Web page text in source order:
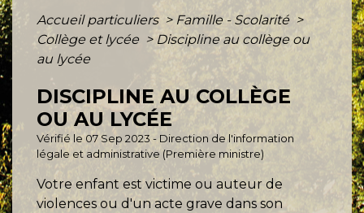
Accueil particuliers > Famille - Scolarité >
Collège et lycée > Discipline au collège ou
au lycée
DISCIPLINE AU COLLÈGE
OU AU LYCÉE
Vérifié le 07 Sep 2023 - Direction de l'information
légale et administrative (Première ministre)
Votre enfant est victime ou auteur de
violences ou d'un acte grave dans son